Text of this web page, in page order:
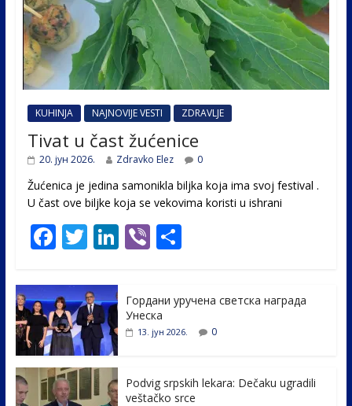
KUHINJA NAJNOVIJE VESTI ZDRAVLJE
Tivat u čast žućenice
20. јун 2026. Zdravko Elez 0
Žućenica je jedina samonikla biljka koja ima svoj festival .
U čast ovе biljke koja se vekovima koristi u ishrani
F
e
b
o
o
k
T
itt
er
Li
e
dI
Vi S
e
Гордани уручена светска награда
Унеска
13. јун 2026. 0
Podvig srpskih lekara: Dečaku ugradili
veštačko srce